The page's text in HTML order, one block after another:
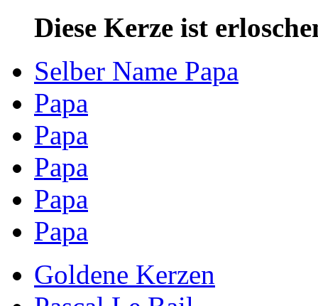
Diese Kerze ist
Selber Name Papa
Papa
Papa
Papa
Papa
Papa
Goldene Kerzen